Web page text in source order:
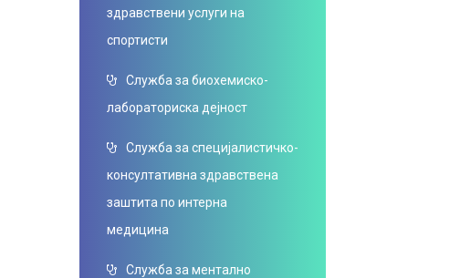
здравствени услуги на
спортисти
Служба за биохемиско-
лабораториска дејност
Служба за специјалистичко-
консултативна здравствена
заштита по интерна
медицина
Служба за ментално